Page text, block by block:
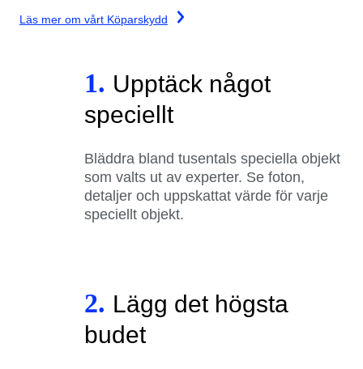
Läs mer om vårt Köparskydd
1. Upptäck något
speciellt
Bläddra bland tusentals speciella objekt
som valts ut av experter. Se foton,
detaljer och uppskattat värde för varje
speciellt objekt.
2. Lägg det högsta
budet